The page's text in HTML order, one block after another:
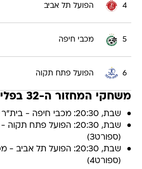
4 הפועל תל אביב
5 מכבי חיפה
6 הפועל פתח תקוה
משחקי המחזור ה-32 בפלייאוף העליון
שבת, 20:30: מכבי חיפה - בית"ר ירושלים
שבת, 20:30: הפועל פתח
(ספורט3)
שבת, 20:30: הפועל תל
(ספורט4)